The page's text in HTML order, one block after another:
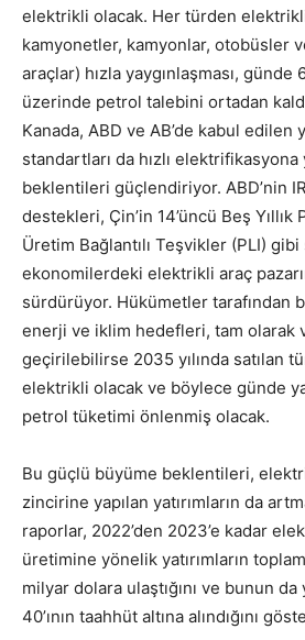
elektrikli olacak. Her türden elektrikli
kamyonetler, kamyonlar, otobüsler
araçlar) hızla yaygınlaşması,
üzerinde petrol talebini ortadan
Kanada, ABD ve AB’de kabul edilen
standartları da hızlı
beklentileri güçlendiriyor. ABD’nin
destekleri, Çin’in 14’üncü Beş Yıllık
Üretim Bağlantılı Teşvikler (PLI)
ekonomilerdeki elektrikli araç
sürdürüyor. Hükümetler tarafından
enerji ve iklim hedefleri, tam olarak
geçirilebilirse 2035 yılında satılan
elektrikli olacak ve böylece günde
petrol tüketimi önlenmiş olacak.
Bu güçlü büyüme beklentileri,
zincirine yapılan yatırımların da
raporlar, 2022’den 2023’e kadar
üretimine yönelik yatırımların
milyar dolara ulaştığını ve bunun da
40’ının taahhüt altına alındığını